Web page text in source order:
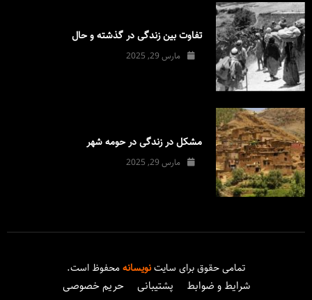
تفاوت بین زندگی در گذشته و حال
مارس 29, 2025
مشکل در زندگی در حومه شهر
مارس 29, 2025
تمامی حقوق برای سایتنویسانهمحفوظ است.
شرایط و ضوابط پشتیبانی حریم خصوصی